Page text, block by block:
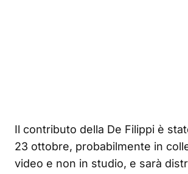
Il contributo della De Filippi è
23 ottobre, probabilmente in
video e non in studio, e sarà